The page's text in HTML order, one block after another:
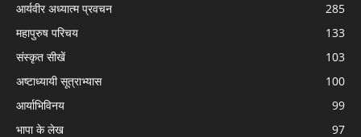
आर्यवीर अध्यात्म प्रवचन
285
महापुरुष परिचय
133
संस्कृत सीखें
103
अष्टाध्यायी सूत्राभ्यास
100
आर्याभिविनय
99
भापा के लेख
97